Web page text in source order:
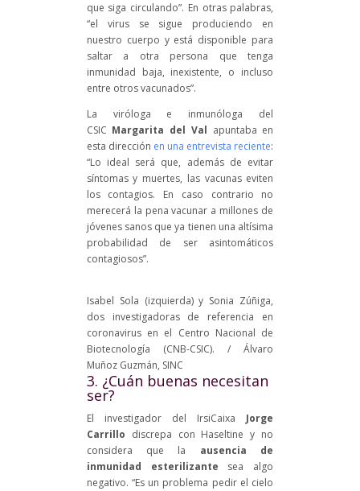
que siga circulando”. En otras palabras,
“el virus se sigue produciendo en
nuestro cuerpo y está disponible para
saltar a otra persona que tenga
inmunidad baja, inexistente, o incluso
entre otros vacunados”.
La viróloga e inmunóloga del
CSIC Margarita del Val apuntaba en
esta dirección en una entrevista reciente:
“Lo ideal será que, además de evitar
síntomas y muertes, las vacunas eviten
los contagios. En caso contrario no
merecerá la pena vacunar a millones de
jóvenes sanos que ya tienen una altísima
probabilidad de ser asintomáticos
contagiosos”.
Isabel Sola (izquierda) y Sonia Zúñiga,
dos investigadoras de referencia en
coronavirus en el Centro Nacional de
Biotecnología (CNB-CSIC). / Álvaro
Muñoz Guzmán, SINC
3. ¿Cuán buenas necesitan
ser?
El investigador del IrsiCaixa Jorge
Carrillo discrepa con Haseltine y no
considera que la ausencia de
inmunidad esterilizante sea algo
negativo. “Es un problema pedir el cielo